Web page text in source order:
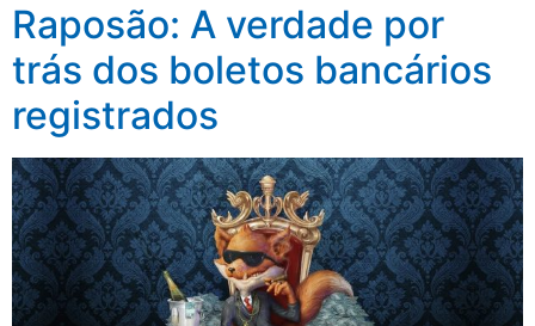
Raposão: A verdade por
trás dos boletos bancários
registrados